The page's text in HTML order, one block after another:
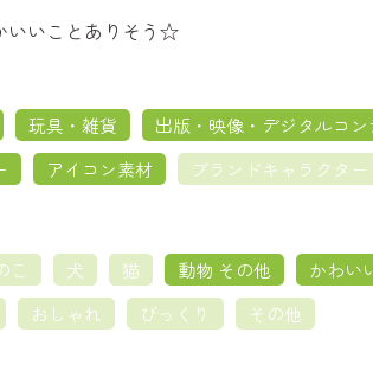
いいことありそう☆
玩具・雑貨
出版・映像・デジタルコン
アイコン素材 ブランドキャラクター
こ 犬 猫 動物 その他
かわい
おしゃれ びっくり その他